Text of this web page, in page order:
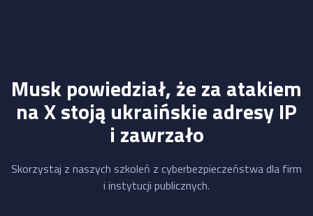
Musk powiedział, że za atakiem
na X stoją ukraińskie adresy IP
i zawrzało
Skorzystaj z naszych szkoleń z cyberbezpieczeństwa dla firm
i instytucji publicznych.